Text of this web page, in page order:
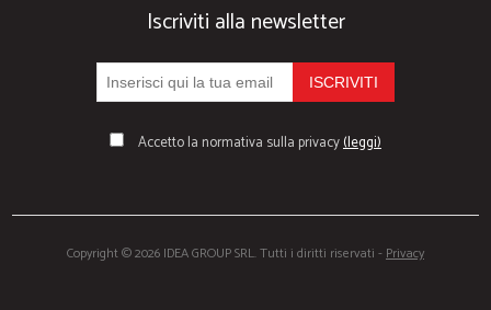
Iscriviti alla newsletter
Accetto la normativa sulla privacy(leggi)
Copyright © 2026 IDEA GROUP SRL. Tutti i diritti riservati -Privacy